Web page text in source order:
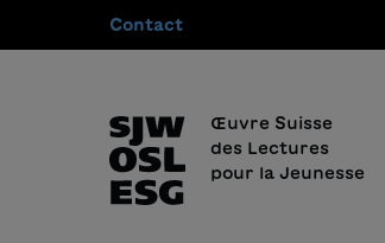
Passer à la navigation
Contact
Œuvre Suisse
des Lectures
pour la Jeunesse